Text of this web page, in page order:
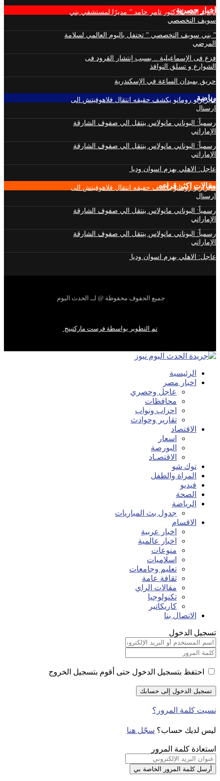
اخبار حصرية
تجديد الثقة للدكتور تامر حامد ” مديرًا لمستشفي بني
سويف التخصصي
” بني سويف التخصصي ” تحتفل باليوم العالمي لسلامة
المرضي
فزع فى الإسماعيلية .. بسبب إنتشار القرود فى
الشوارع و تسلق النوافذ
حريق بميدان الساعة في الإسكندرية
رياضة
فابريزيو رومانو يكشف حقيقه انتقال فلاهوفيتش الى
ارسنال
رسمياً: اليوناني مانولاس ينتقل الي صفوف الشارقة
الإماراتي
رسمياً: اليوناني مانولاس ينتقل الي صفوف الشارقة
الإماراتي
عاجل: الاهلي يهزم اسوان وديا
مقالات اكثر قراءه
فابريزيو رومانو يكشف حقيقه انتقال فلاهوفيتش الى
ارسنال
رسمياً: اليوناني مانولاس ينتقل الي صفوف الشارقة
الإماراتي
رسمياً: اليوناني مانولاس ينتقل الي صفوف الشارقة
الإماراتي
عاجل: الاهلي يهزم اسوان وديا
جميع الحفوف محفوظة @ لــ الحدث اليوم
تم التطوير بواسطة فرست ماركتينج
الرئيسية
اخبار مصر
عاجل وحصري
محافظات
احزاب ونواب
تقارير وحوادث
الاقتصاد
اسعار
البورصة
الاقتصـاد
توك شو
المراة والطفل
فيديو
الصحة
الرياضة
جدول بث المباريات
الاقسام
اخبار عربية
اخبار عالمية
منوعات
اسلاميات
تعليم وجامعات
ثقافة عامة
مقالات الراي
تكنولوجيا
كاريكاتير
الاتصال بنا
تسجيل الدخول
احتفظ بتسجيل الدخول حتى أقوم بتسجيل الخروج
نسيت كلمة المرور؟
ليس لديك حساب؟ سجّل هنا
استعادة كلمة المرور